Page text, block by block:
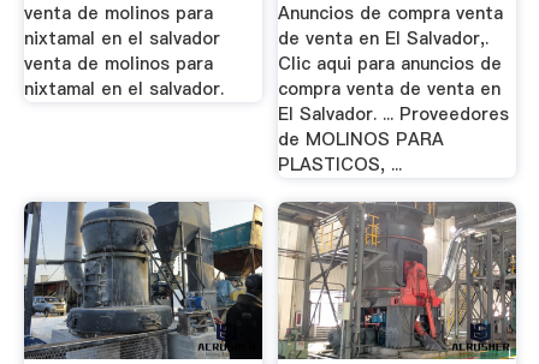
venta de molinos para
nixtamal en el salvador
venta de molinos para
nixtamal en el salvador.
Anuncios de compra venta
de venta en El Salvador,.
Clic aqui para anuncios de
compra venta de venta en
El Salvador. ... Proveedores
de MOLINOS PARA
PLASTICOS, ...